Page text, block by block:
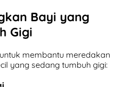
Bayi yang
Gigi
membantu meredakan
yang sedang tumbuh gigi: